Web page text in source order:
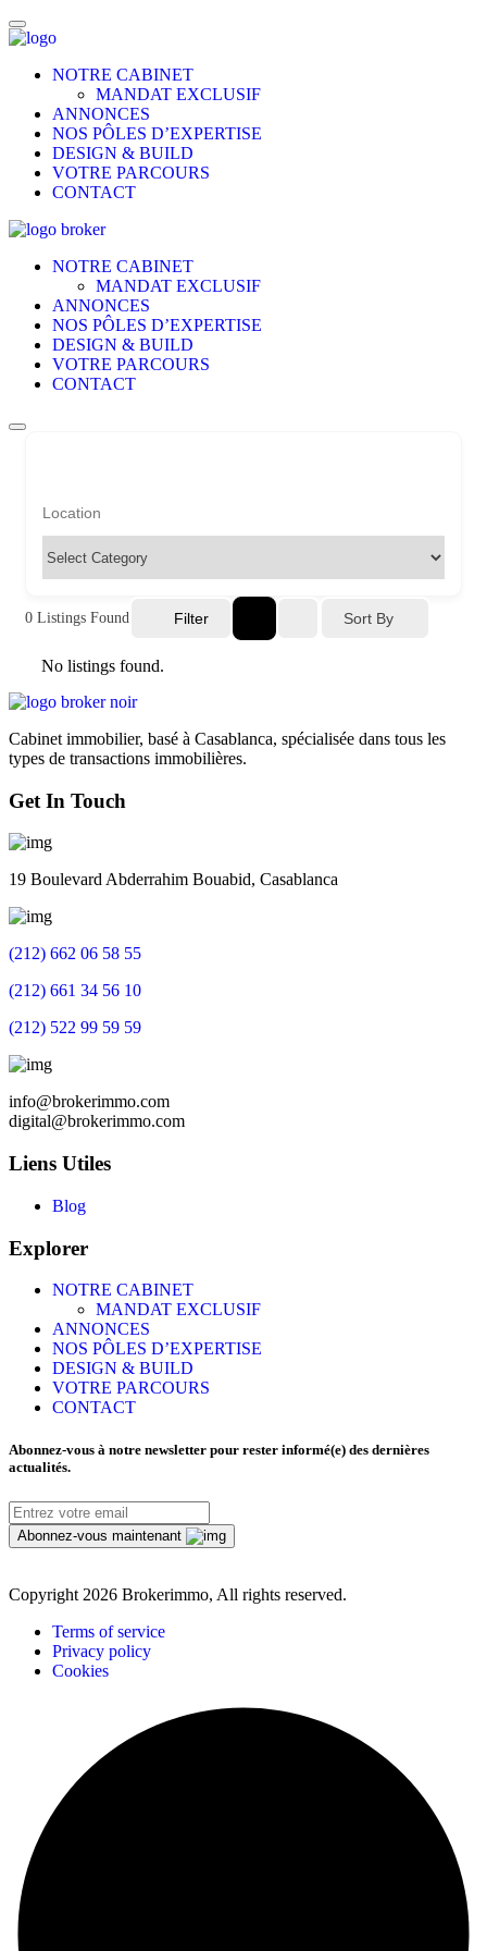
NOTRE CABINET
MANDAT EXCLUSIF
ANNONCES
NOS PÔLES D’EXPERTISE
DESIGN & BUILD
VOTRE PARCOURS
CONTACT
NOTRE CABINET
MANDAT EXCLUSIF
ANNONCES
NOS PÔLES D’EXPERTISE
DESIGN & BUILD
VOTRE PARCOURS
CONTACT
0 Listings Found Filter Sort By
No listings found.
Cabinet immobilier, basé à Casablanca, spécialisée dans tous les
types de transactions immobilières.
Get In Touch
19 Boulevard Abderrahim Bouabid, Casablanca
(212) 662 06 58 55
(212) 661 34 56 10
(212) 522 99 59 59
info@brokerimmo.com
digital@brokerimmo.com
Liens Utiles
Blog
Explorer
NOTRE CABINET
MANDAT EXCLUSIF
ANNONCES
NOS PÔLES D’EXPERTISE
DESIGN & BUILD
VOTRE PARCOURS
CONTACT
Abonnez-vous à notre newsletter pour rester informé(e) des dernières
actualités.
Abonnez-vous maintenant
Copyright 2026 Brokerimmo, All rights reserved.
Terms of service
Privacy policy
Cookies